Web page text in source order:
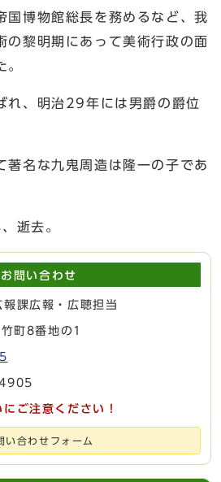
国博物館総長を務めるなど、我
の黎明期にあって美術行政の面
。
れ、明治29年には男爵の爵位
著名な九鬼周造は隆一の子であ
逝去。
お問い合わせ
課広報・広聴担当
町8番地の1
ご注意ください！
い合わせフォーム